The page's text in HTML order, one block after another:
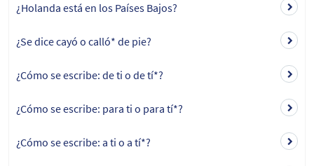
¿Holanda está en los Países Bajos?
¿Se dice cayó o calló* de pie?
¿Cómo se escribe: de ti o de tí*?
¿Cómo se escribe: para ti o para tí*?
¿Cómo se escribe: a ti o a tí*?